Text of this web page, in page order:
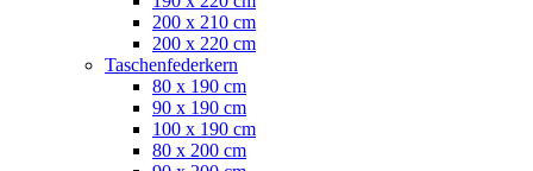
200 x 210 cm
200 x 220 cm
Taschenfederkern
80 x 190 cm
90 x 190 cm
100 x 190 cm
80 x 200 cm